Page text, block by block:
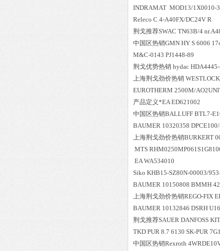
INDRAMAT MOD13/1X0010-
Releco C 4-A40FX/DC24V R
荆戈推荐SWAC TN63B/4
中国区热销GMN HY S 6006
M&C-0143 PJ1448-89
荆戈优势热销 hydac
上海荆戈劲价热销
EUROTHERM 2500M/
产品定义*EA ED621002
中国区热销BALLUFF BTL7-
BAUMER 10320358
上海荆戈劲价热销BURKERT
MTS
EA WA534010
Siko KHB15-SZ80N-00003/
BAUMER 10150808 BMMH
上海荆戈劲价热销REGO-FIX
BAUMER 10132846 DSRH
荆戈推荐SAUER DANFOSS
TKD PUR 8.7 6130 SK-PUR
中国区热销Rexroth